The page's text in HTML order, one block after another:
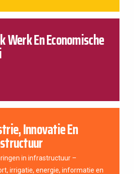
Werk En Economische
Innovatie En
in infrastructuur –
irrigatie, energie, informatie en